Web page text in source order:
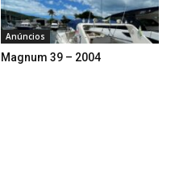
Anúncios
Magnum 39 – 2004